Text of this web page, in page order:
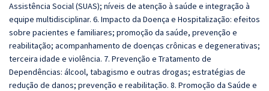
Assistência Social (SUAS); níveis de atenção à saúde e integração à
equipe multidisciplinar. 6. Impacto da Doença e Hospitalização: efeitos
sobre pacientes e familiares; promoção da saúde, prevenção e
reabilitação; acompanhamento de doenças crônicas e degenerativas;
terceira idade e violência. 7. Prevenção e Tratamento de
Dependências: álcool, tabagismo e outras drogas; estratégias de
redução de danos; prevenção e reabilitação. 8. Promoção da Saúde e